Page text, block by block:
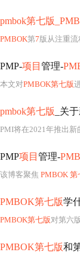
pmbok第七版
PMBOK第7 版从注重
PMP-项目 管理-
本文对PMBOK第七版
pmbok第七版 _关
PMI将在2021年推出新
PMP项目 管理-
该博客聚焦 PMBOK 第
PMBOK第七版学
PMBOK第七版对第六
PMBOK第七版和